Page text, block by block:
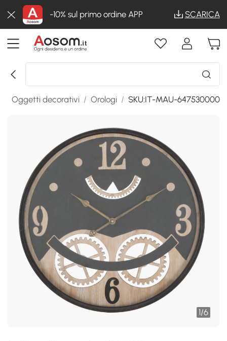
-10% sul primo ordine APP SCARICA
Oggetti decorativi / Orologi / SKU:IT-MAU-647530000
1/6